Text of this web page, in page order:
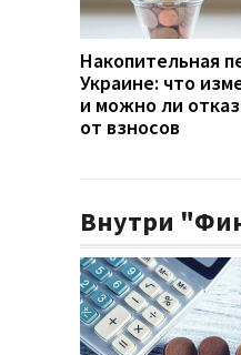
Накопительная
Украине: что
и можно ли
от взносов
Внутри